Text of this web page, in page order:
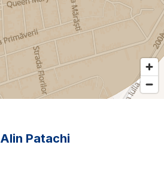
Alin Patachi